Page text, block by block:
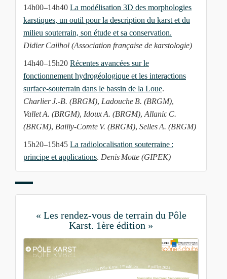
14h00–14h40 La modélisation 3D des morphologies
karstiques, un outil pour la description du karst et du
milieu souterrain, son étude et sa conservation.
Didier Cailhol (Association française de karstologie)
14h40–15h20 Récentes avancées sur le
fonctionnement hydrogéologique et les interactions
surface-souterrain dans le bassin de la Loue.
Charlier J.-B. (BRGM), Ladouche B. (BRGM),
Vallet A. (BRGM), Idoux A. (BRGM), Allanic C.
(BRGM), Bailly‑Comte V. (BRGM), Selles A. (BRGM)
15h20–15h45 La radiolocalisation souterraine :
principe et applications. Denis Motte (GIPEK)
« Les rendez-vous de terrain du Pôle
Karst. 1ère édition »